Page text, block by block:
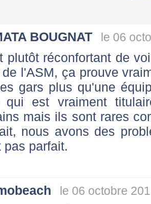
BOUGNAT le 06
plutôt réconfortant de
l'ASM, ça prouve
gars plus qu'une
qui est vraiment
mais ils sont rares
nous avons des
pas parfait.
le 06 octobre